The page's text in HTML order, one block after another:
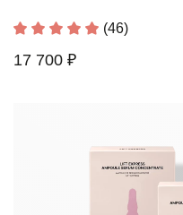
(46)
17 700 ₽